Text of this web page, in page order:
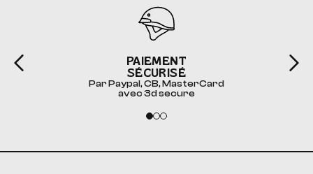
PAIEMENT
SÉCURISÉ
Par Paypal, CB, MasterCard
avec 3d secure